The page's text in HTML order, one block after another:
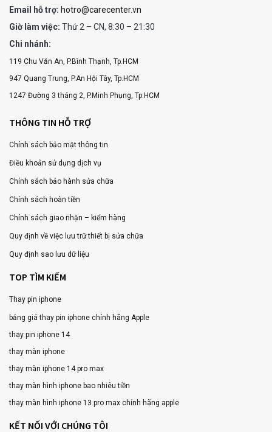
Email hỗ trợ: hotro@carecenter.vn
Giờ làm việc: Thứ 2 – CN, 8:30 – 21:30
Chi nhánh:
119 Chu Văn An, P.Bình Thạnh, Tp.HCM
947 Quang Trung, P.An Hội Tây, Tp.HCM
1247 Đường 3 tháng 2, P.Minh Phụng, Tp.HCM
THÔNG TIN HỖ TRỢ
Chính sách bảo mật thông tin
Điều khoản sử dụng dịch vụ
Chính sách bảo hành sửa chữa
Chính sách hoàn tiền
Chính sách giao nhận – kiểm hàng
Quy định về việc lưu trữ thiết bị sửa chữa
Quy định sao lưu dữ liệu
TOP TÌM KIẾM
Thay pin iphone
bảng giá thay pin iphone chính hãng Apple
thay pin iphone 14
thay màn iphone
thay màn iphone 14 pro max
thay màn hình iphone bao nhiêu tiền
thay màn hình iphone 13 pro max chính hãng apple
KẾT NỐI VỚI CHÚNG TÔI